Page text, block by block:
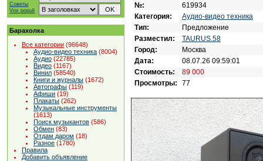
Советы
Vox populi
Барахолка
Все категории (96648)
Аудио-видео техника (8004)
Аудио (22785)
Видео (1167)
Винил (58540)
Книги и журналы (1672)
Автографы (119)
Афиши (19)
Плакаты (262)
Музыкальные инструменты
(1613)
Поиск музыкантов (586)
Обмен (83)
Отдам даром (18)
Разное (1780)
Правила
Добавить объявление
№:
619934
Категория:
Аудио-видео техника
Тип:
Предложение
Разместил:
TAURUS.58
Город:
Москва
Дата:
08.07.26 09:59:01
Стоимость:
89 000
Просмотры:
77